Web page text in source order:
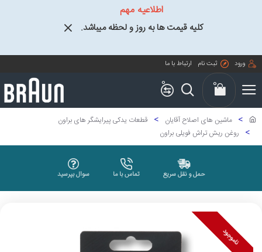
اطلاعیه مهم
کلیه قیمت ها به روز و لحظه میباشد.
ورود ثبت نام ارتباط با ما
0 0
ماشین های اصلاح آقایان
قطعات یدکی پیرایشگر های براون
روغن ریش تراش فویلی براون
حمل و نقل سریع تماس با ما سوال بپرسید
ناموجود